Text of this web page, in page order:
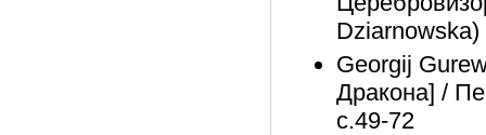
Dziarnowska)
Georgij
Дракона] /
с.49-72